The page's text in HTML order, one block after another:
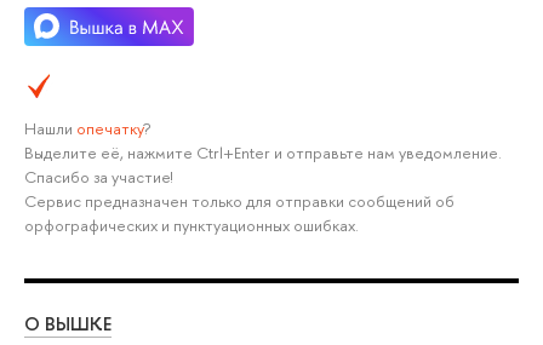
Нашли опечатку?
Выделите её, нажмите Ctrl+Enter и отправьте нам уведомление.
Спасибо за участие!
Сервис предназначен только для отправки сообщений об
орфографических и пунктуационных ошибках.
О ВЫШКЕ